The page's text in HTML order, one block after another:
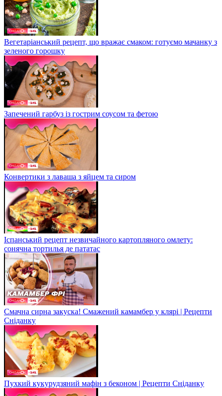
Вегетаріанський рецепт, що вражає смаком: готуємо мачанку з
зеленого горошку
Запечений гарбуз із гострим соусом та фетою
Конвертики з лаваша з яйцем та сиром
Іспанський рецепт незвичайного картопляного омлету:
сонячна тортилья де пататас
Смачна сирна закуска! Смажений камамбер у клярі | Рецепти
Сніданку
Пухкий кукурудзяний мафін з беконом | Рецепти Сніданку